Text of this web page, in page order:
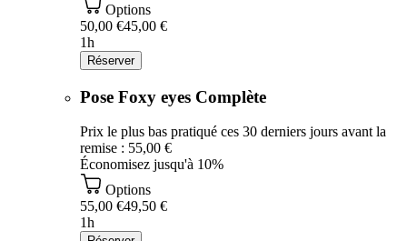
Options
50,00 €45,00 €
1h
Réserver
Pose Foxy eyes Complète
Prix le plus bas pratiqué ces 30 derniers jours avant la
remise : 55,00 €
Économisez jusqu'à 10%
Options
55,00 €49,50 €
1h